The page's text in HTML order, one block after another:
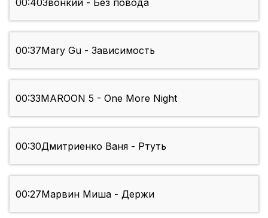
00:40Звонкий - Без повода
00:37Mary Gu - Зависимость
00:33MAROON 5 - One More Night
00:30Дмитриенко Ваня - Ртуть
00:27Марвин Миша - Держи